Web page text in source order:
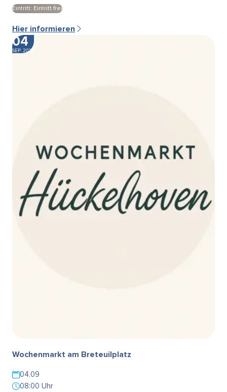
Eintritt: Eintritt frei
Hier informieren
04
SEP. 2026
Wochenmarkt am Breteuilplatz
04.09
08:00 Uhr